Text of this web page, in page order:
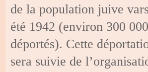
de la population juive
été 1942 (environ 300
déportés). Cette
sera suivie de